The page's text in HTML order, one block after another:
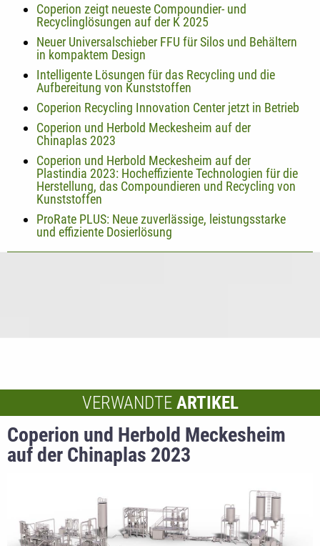
Coperion zeigt neueste Compoundier- und
Recyclinglösungen auf der K 2025
Neuer Universalschieber FFU für Silos und Behältern
in kompaktem Design
Intelligente Lösungen für das Recycling und die
Aufbereitung von Kunststoffen
Coperion Recycling Innovation Center jetzt in Betrieb
Coperion und Herbold Meckesheim auf der
Chinaplas 2023
Coperion und Herbold Meckesheim auf der
Plastindia 2023: Hocheffiziente Technologien für die
Herstellung, das Compoundieren und Recycling von
Kunststoffen
ProRate PLUS: Neue zuverlässige, leistungsstarke
und effiziente Dosierlösung
VERWANDTE ARTIKEL
Coperion und Herbold Meckesheim
auf der Chinaplas 2023